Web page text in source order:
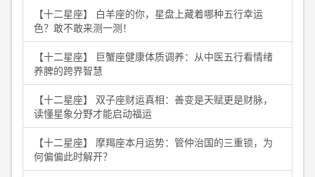
【十二星座】 白羊座的你，星盘上藏着哪种五行幸运
色？敢不敢来测一测！
【十二星座】 巨蟹座健康体质调养：从中医五行看情绪
养脾的跨界智慧
【十二星座】 双子座财运真相：善变是天赋更是财脉，
读懂星象分野才能启动福运
【十二星座】 摩羯座本月运势：管仲治国的三重锁，为
何偏偏此时解开？